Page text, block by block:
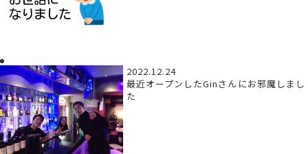
2022.12.24
最近オープンしたGinさんにお邪魔しまし
た